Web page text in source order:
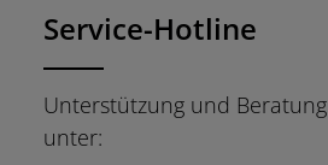
Service-Hotline
Unterstützung und Beratung
unter: